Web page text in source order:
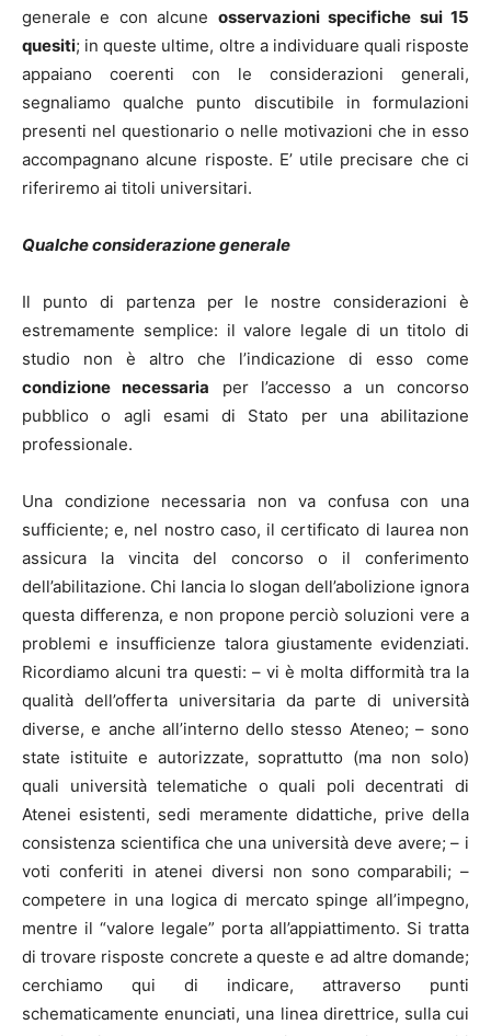
generale e con alcune osservazioni specifiche sui 15
quesiti; in queste ultime, oltre a individuare quali risposte
appaiano coerenti con le considerazioni generali,
segnaliamo qualche punto discutibile in formulazioni
presenti nel questionario o nelle motivazioni che in esso
accompagnano alcune risposte. E’ utile precisare che ci
riferiremo ai titoli universitari.
Qualche considerazione generale
Il punto di partenza per le nostre considerazioni è
estremamente semplice: il valore legale di un titolo di
studio non è altro che l’indicazione di esso come
condizione necessaria per l’accesso a un concorso
pubblico o agli esami di Stato per una abilitazione
professionale.
Una condizione necessaria non va confusa con una
sufficiente; e, nel nostro caso, il certificato di laurea non
assicura la vincita del concorso o il conferimento
dell’abilitazione. Chi lancia lo slogan dell’abolizione ignora
questa differenza, e non propone perciò soluzioni vere a
problemi e insufficienze talora giustamente evidenziati.
Ricordiamo alcuni tra questi: – vi è molta difformità tra la
qualità dell’offerta universitaria da parte di università
diverse, e anche all’interno dello stesso Ateneo; – sono
state istituite e autorizzate, soprattutto (ma non solo)
quali università telematiche o quali poli decentrati di
Atenei esistenti, sedi meramente didattiche, prive della
consistenza scientifica che una università deve avere; – i
voti conferiti in atenei diversi non sono comparabili; –
competere in una logica di mercato spinge all’impegno,
mentre il “valore legale” porta all’appiattimento. Si tratta
di trovare risposte concrete a queste e ad altre domande;
cerchiamo qui di indicare, attraverso punti
schematicamente enunciati, una linea direttrice, sulla cui